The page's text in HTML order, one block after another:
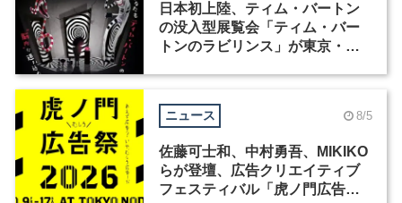
日本初上陸、ティム・バートン
の没入型展覧会「ティム・バー
トンのラビリンス」が東京・豊
ニュース 8/5
佐藤可士和、中村勇吾、MIKIKO
らが登壇、広告クリエイティブ
フェスティバル「虎ノ門広告